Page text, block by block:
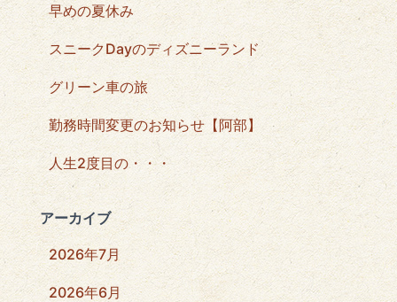
早めの夏休み
スニークDayのディズニーランド
グリーン車の旅
勤務時間変更のお知らせ【阿部】
人生2度目の・・・
アーカイブ
2026年7月
2026年6月